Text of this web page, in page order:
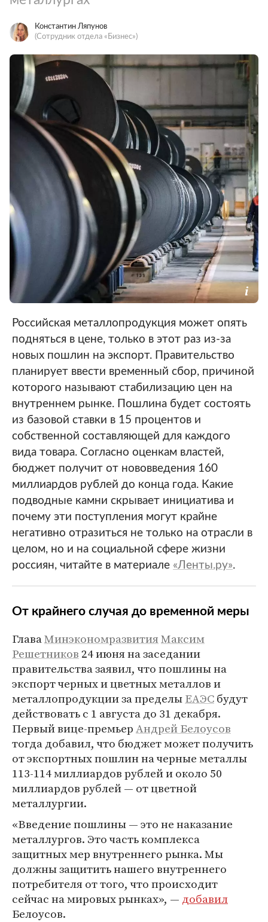
Константин Ляпунов
(Сотрудник отдела «‎Бизнес»)
Российская металлопродукция может опять
подняться в цене, только в этот раз из-за
новых пошлин на экспорт. Правительство
планирует ввести временный сбор, причиной
которого называют стабилизацию цен на
внутреннем рынке. Пошлина будет состоять
из базовой ставки в 15 процентов и
собственной составляющей для каждого
вида товара. Согласно оценкам властей,
бюджет получит от нововведения 160
миллиардов рублей до конца года. Какие
подводные камни скрывает инициатива и
почему эти поступления могут крайне
негативно отразиться не только на отрасли в
целом, но и на социальной сфере жизни
россиян, читайте в материале «Ленты.ру».
От крайнего случая до временной меры
ГлаваМинэкономразвитияМаксим
Решетников24 июня на заседании
правительства заявил, что пошлины на
экспорт черных и цветных металлов и
металлопродукции за пределыЕАЭСбудут
действовать с 1 августа до 31 декабря.
Первый вице-премьерАндрей Белоусов
тогда добавил, что бюджет может получить
от экспортных пошлин на черные металлы
113-114 миллиардов рублей и около 50
миллиардов рублей — от цветной
металлургии.
«Введение пошлины — это не наказание
металлургов. Это часть комплекса
защитных мер внутреннего рынка. Мы
должны защитить нашего внутреннего
потребителя от того, что происходит
сейчас на мировых рынках», — добавил
Белоусов.